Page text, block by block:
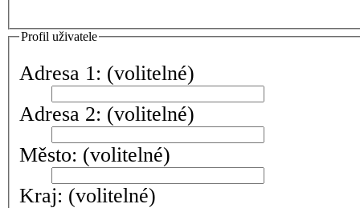
Profil uživatele
Adresa 1: (volitelné)
Adresa 2: (volitelné)
Město: (volitelné)
Kraj: (volitelné)